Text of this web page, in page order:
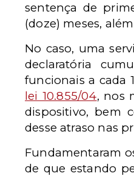
sentença de
(doze) meses,
No caso, uma
declaratória
funcionais a cada
lei 10.855/04, nos
dispositivo, bem
desse atraso nas
Fundamentaram
de que estando